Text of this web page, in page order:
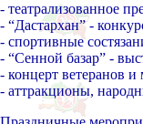
- театрализованное
- “Дастархан” -
- спортивные
- “Сенной базар” -
- концерт ветеранов
- аттракционы,